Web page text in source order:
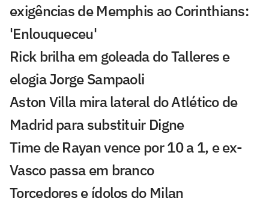
exigências de Memphis ao Corinthians:
'Enlouqueceu'
Rick brilha em goleada do Talleres e
elogia Jorge Sampaoli
Aston Villa mira lateral do Atlético de
Madrid para substituir Digne
Time de Rayan vence por 10 a 1, e ex-
Vasco passa em branco
Torcedores e ídolos do Milan